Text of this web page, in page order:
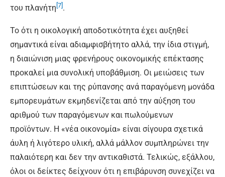
του πλανήτη [7] .
Το ότι η οικολογική αποδοτικότητα έχει αυξηθεί
σημαντικά είναι αδιαμφισβήτητο αλλά, την ίδια στιγμή,
η διαιώνιση μιας φρενήρους οικονομικής επέκτασης
προκαλεί μια συνολική υποβάθμιση. Οι μειώσεις των
επιπτώσεων και της ρύπανσης ανά παραγόμενη μονάδα
εμπορευμάτων εκμηδενίζεται από την αύξηση του
αριθμού των παραγόμενων και πωλούμενων
προϊόντων. Η «νέα οικονομία» είναι σίγουρα σχετικά
άυλη ή λιγότερο υλική, αλλά μάλλον συμπληρώνει την
παλαιότερη και δεν την αντικαθιστά. Τελικώς, εξάλλου,
όλοι οι δείκτες δείχνουν ότι η επιβάρυνση συνεχίζει να